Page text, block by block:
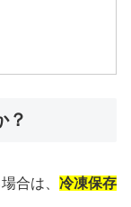
？
合は、 冷凍保存